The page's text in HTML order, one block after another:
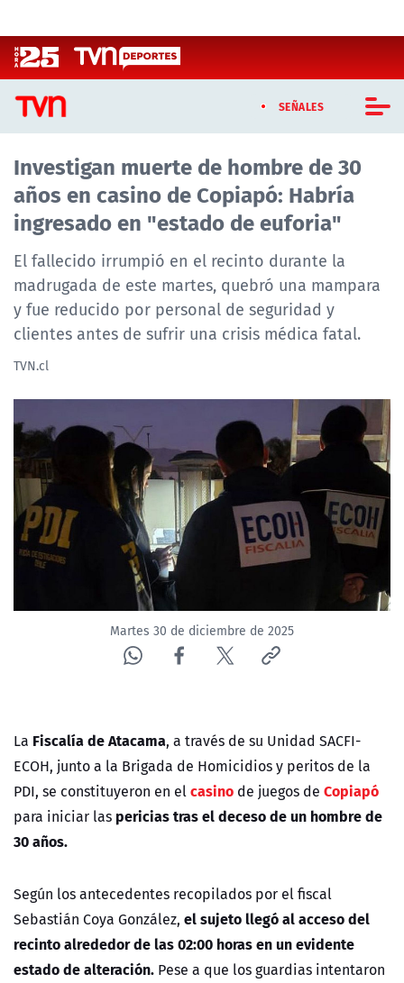
SEÑALES
CASTING MASTERCHEF CHILE
CASTING TVN VERTICAL
TVN VERTICAL
TVN PLAY
PROGRAMAS
NTV
ACTUALIDAD Y TENDENCIAS
CORPORATIVO Y TRANSPARENCIA
CANAL DE DENUNCIAS
ÁREA DE PROYECTOS
Investigan muerte de hombre de 30
años en casino de Copiapó: Habría
ingresado en "estado de euforia"
El fallecido irrumpió en el recinto durante la
madrugada de este martes, quebró una mampara
y fue reducido por personal de seguridad y
clientes antes de sufrir una crisis médica fatal.
TVN.cl
Martes 30 de diciembre de 2025
La Fiscalía de Atacama, a través de su Unidad SACFI-
ECOH, junto a la Brigada de Homicidios y peritos de la
PDI, se constituyeron en elcasino de juegos de Copiapó
para iniciar las pericias tras el deceso de un hombre de
30 años.
Según los antecedentes recopilados por el fiscal
Sebastián Coya González, el sujeto llegó al acceso del
recinto alrededor de las 02:00 horas en un evidente
estado de alteración. Pese a que los guardias intentaron